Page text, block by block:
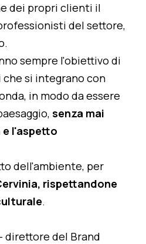
dei propri clienti il
del settore,
sempre l'obiettivo di
si integrano con
in modo da essere
senza mai
l'aspetto
dell'ambiente, per
rispettandone
.
direttore del Brand